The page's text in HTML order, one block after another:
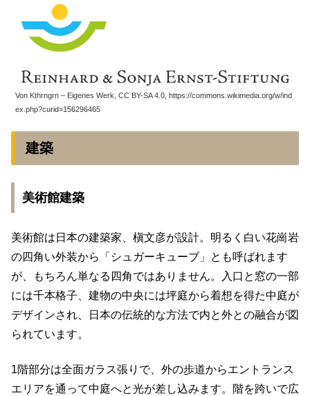
Von Kthrngrn – Eigenes Werk, CC BY-SA 4.0, https://commons.wikimedia.org/w/ind
ex.php?curid=156296465
建築
美術館建築
美術館は日本の建築家、槇文彦が設計。明るく白い花崗岩
の四角い外装から「シュガーキューブ」とも呼ばれます
が、もちろん単なる四角ではありません。入口と窓の一部
には千本格子、建物の中央には坪庭から着想を得た中庭が
デザインされ、日本の伝統的な方法で内と外との融合が図
られています。
1階部分は全面ガラス張りで、外の歩道からエントランス
エリアを通って中庭へと光が差し込みます。階を跨いで広